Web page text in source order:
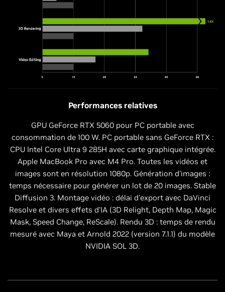
Performances relatives
GPU GeForce RTX 5060 pour PC portable avec
consommation de 100 W. PC portable sans GeForce RTX :
CPU Intel Core Ultra 9 285H avec carte graphique intégrée.
Apple MacBook Pro avec M4 Pro. Toutes les vidéos et
images sont en résolution 1080p. Génération d'images :
temps nécessaire pour générer un lot de 20 images. Stable
Diffusion 3. Montage vidéo : délai d'export avec DaVinci
Resolve et divers effets d'IA (3D Relight, Depth Map, Magic
Mask, Speed Change, ReScale). Rendu 3D : temps de rendu
mesuré avec Maya et Arnold 2022 (version 7.1.1) du modèle
NVIDIA SOL 3D.